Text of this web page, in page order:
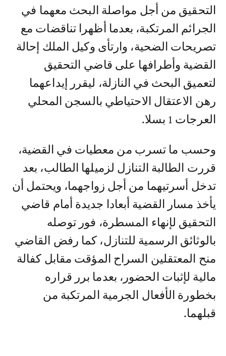
التحقيق من أجل مواصلة البحث معهما في
الجرائم المرتكبة، بعدما أظهرا تناقضات مع
تصريحات الضحية، وارتأى وكيل الملك إحالة
القضية وأطرافها على قاضي التحقيق
لتعميق البحث في النازلة، ليقرر إيداعهما
رهن الاعتقال الاحتياطي بالسجن المحلي
العرجات 1 بسلا.
وحسب ما تسرب من معطيات في القضية،
قررت الطالبة التنازل لزميلها الطالب، بعد
تدخل أسرتيهما من أجل زواجهما، ويحتمل أن
يأخذ مسار القضية أبعادا جديدة أمام قاضي
التحقيق لإنهاء المسطرة، فور توصله
بالوثائق الرسمية للتنازل، كما رفض القاضي
منح المعتقلين السراح المؤقت مقابل كفالة
مالية لإثبات الحضور، بعدما برر قراره
بخطورة الأفعال الجرمية المرتكبة من
قبلهما.